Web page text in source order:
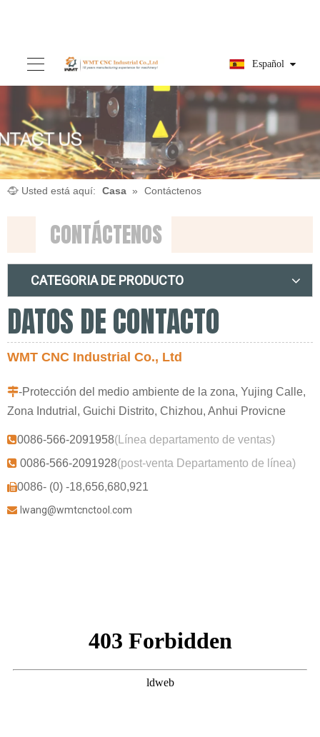
Español
Usted está aquí: Casa » Contáctenos
CONTÁCTENOS
CATEGORIA DE PRODUCTO
DATOS DE CONTACTO
WMT CNC Industrial Co., Ltd
-Protección del medio ambiente de la zona, Yujing Calle,
Zona Indutrial, Guichi Distrito, Chizhou, Anhui Provicne
0086-566-2091958(Línea departamento de ventas)
 0086-566-2091928(post-venta Departamento de línea)
0086- (0) -18,656,680,921
 lwang@wmtcnctool.com